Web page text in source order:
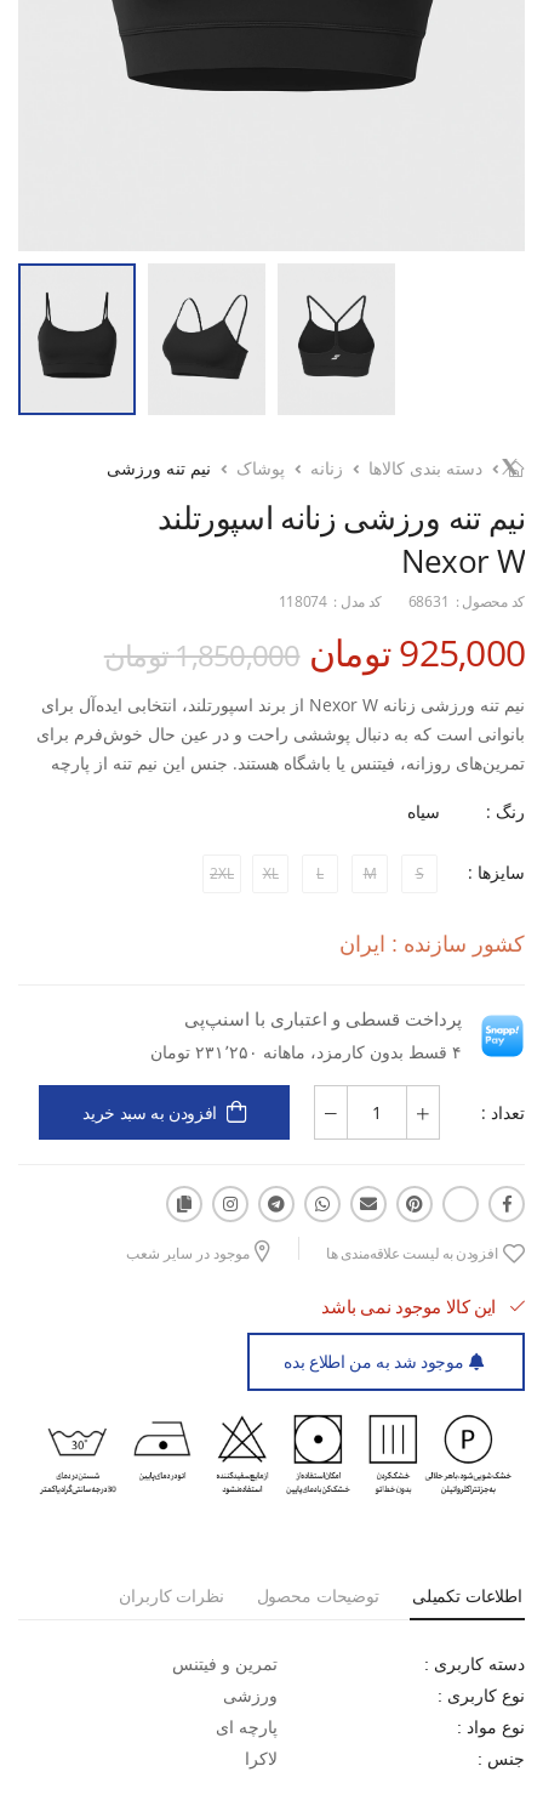
دسته بندی کالاها زنانه پوشاک نیم تنه ورزشی
نیم تنه ورزشی زنانه اسپورتلند
Nexor W
کد محصول : 68631 کد مدل : 118074
925,000 تومان 1,850,000 تومان
نیم تنه ورزشی زنانه Nexor W از برند اسپورتلند، انتخابی ایده‌آل برای
بانوانی است که به دنبال پوششی راحت و در عین حال خوش‌فرم برای
تمرین‌های روزانه، فیتنس یا باشگاه هستند. جنس این نیم تنه از پارچه
می‌شود و آزادی کامل در حرکت را فراهم می‌کند.
می‌شود و در طول تمرین‌های سنگین، حس خشکی و راحتی را برای شما
فضای باز است.
با خرید این نیم تنه ورزشی زنانه اسپورتلند از فروشگاه اینترنتی
اسپورتلند، می‌توانید از شرایط خرید اقساطی لباس ورزشی بهره‌مند
شوید و تجربه‌ای متفاوت از راحتی، کیفیت و استایل ورزشی داشته
جنس لاکرا کشسان برای آزادی کامل در حرکت
فرم استاندارد با پوشش مناسب برای تمرین و فیتنس
سبک، راحت و مناسب استفاده روزانه در باشگاه یا فضای باز
رنگ : سیاه
سایزها : S
M
L
XL
2XL
کشور سازنده : ایران
پرداخت قسطی و اعتباری با اسنپ‌پی
۴ قسط بدون کارمزد، ماهانه ۲۳۱٬۲۵۰ تومان
تعداد : افزودن به سبد خرید
افزودن به لیست علاقه‌مندی ها موجود در سایر شعب
این کالا موجود نمی باشد
موجود شد به من اطلاع بده
اطلاعات تکمیلی توضیحات محصول نظرات کاربران
دسته کاربری : تمرین و فیتنس
نوع کاربری : ورزشی
نوع مواد : پارچه ای
جنس : لاکرا